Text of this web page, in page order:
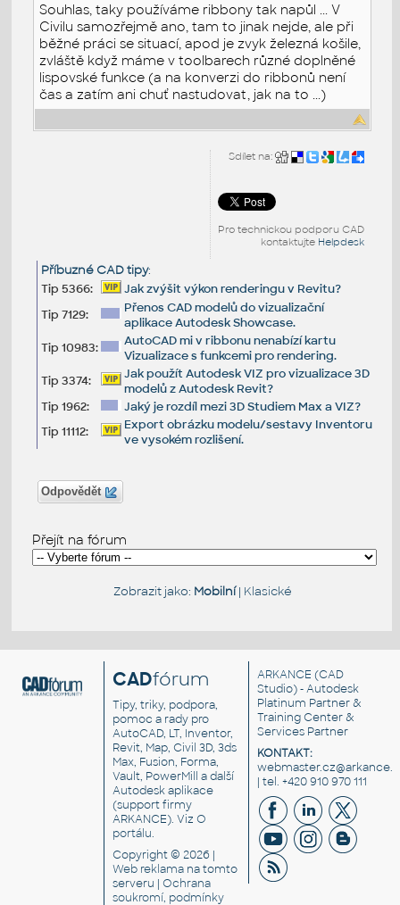
Souhlas, taky používáme ribbony tak napůl ... V
Civilu samozřejmě ano, tam to jinak nejde, ale při
běžné práci se situací, apod je zvyk železná košile,
zvláště když máme v toolbarech různé doplněné
lispovské funkce (a na konverzi do ribbonů není
čas a zatím ani chuť nastudovat, jak na to ...)
Sdílet na:
Pro technickou podporu CAD
kontaktujte Helpdesk
Příbuzné CAD tipy:
Tip 5366:
Jak zvýšit výkon renderingu v Revitu?
Tip 7129:
Přenos CAD modelů do vizualizační
aplikace Autodesk Showcase.
Tip 10983:
AutoCAD mi v ribbonu nenabízí kartu
Vizualizace s funkcemi pro rendering.
Tip 3374:
Jak použít Autodesk VIZ pro vizualizace 3D
modelů z Autodesk Revit?
Tip 1962:
Jaký je rozdíl mezi 3D Studiem Max a VIZ?
Tip 11112:
Export obrázku modelu/sestavy Inventoru
ve vysokém rozlišení.
Odpovědět
Přejít na fórum
Zobrazit jako: Mobilní| Klasické
CADfórum
Tipy, triky, podpora,
pomoc a rady pro
AutoCAD, LT, Inventor,
Revit, Map, Civil 3D, 3ds
Max, Fusion, Forma,
Vault, PowerMill a další
Autodesk aplikace
(support firmy
ARKANCE). VizO
portálu.
Copyright © 2026 |
Web reklama na tomto
serveru |Ochrana
soukromí, podmínky
ARKANCE (CAD
Studio) - Autodesk
Platinum Partner &
Training Center &
Services Partner
KONTAKT:
| tel. +420 910 970 111